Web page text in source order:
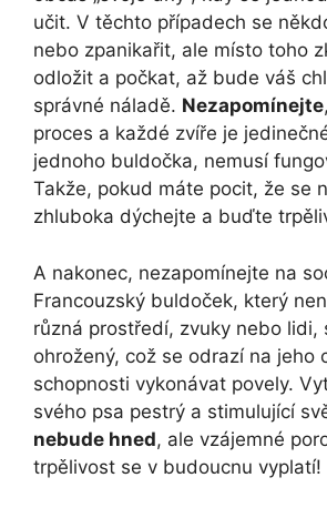
učit. V těchto případech se
nebo zpanikařit, ale místo toho
odložit a počkat, až bude váš
správné náladě. Nezapomínejte
proces a každé zvíře je
jednoho buldočka, nemusí
Takže, pokud máte pocit, že se
zhluboka dýchejte a buďte
A nakonec, nezapomínejte na
Francouzský buldoček, který
různá prostředí, zvuky nebo lidi,
ohrožený, což se odrazí na jeho
schopnosti vykonávat povely.
svého psa pestrý a stimulující
nebude hned, ale vzájemné
trpělivost se v budoucnu vyplatí!